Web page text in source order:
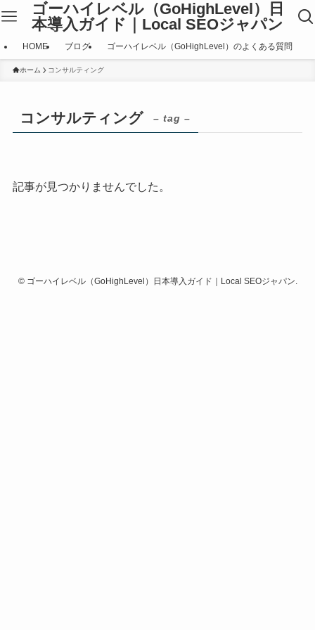
ゴーハイレベル（GoHighLevel）日
本導入ガイド｜Local SEOジャパン
HOME ブログ ゴーハイレベル（GoHighLevel）のよくある質問
ホーム コンサルティング
コンサルティング – tag –
記事が見つかりませんでした。
©ゴーハイレベル（GoHighLevel）日本導入ガイド｜Local SEOジャパン.